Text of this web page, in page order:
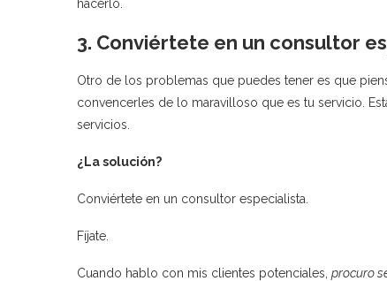
hacerlo.
3. Conviértete en un consultor
Otro de los problemas que puedes tener es que
convencerles de lo maravilloso que es tu servicio.
servicios.
¿La solución?
Conviértete en un consultor especialista.
Fíjate.
Cuando hablo con mis clientes potenciales, procuro